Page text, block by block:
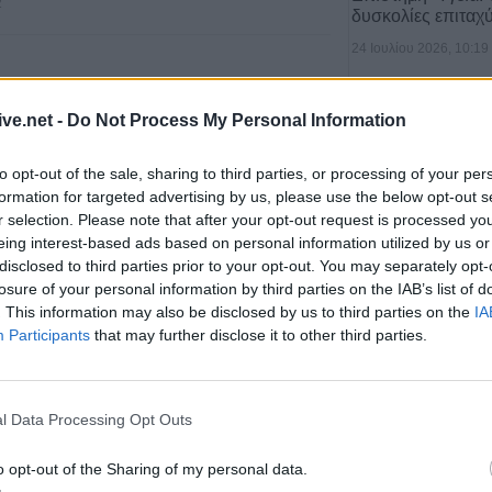
- Do Not Process My Personal Information
opt-out of the sale, sharing to third parties, or processing of your
for targeted advertising by us, please use the below opt-out
selection. Please note that after your opt-out request is processed
interest-based ads based on personal information utilized by us
to third parties prior to your opt-out. You may separately
of your personal information by third parties on the IAB’s list of
This information may also be disclosed by us to third parties on the
Participants that may further disclose it to other third parties.
Data Processing Opt Outs
opt-out of the Sharing of my personal data.
Σταδίου με το Αθλητικό
θα καταθέσει Τεχνικό Δελτίο Πράξης για το έργο
και Περιβαλλοντική Αποκατάσταση Δημοσίου
Στάδιο Καρδίτσας» για ένταξη στο ΕΣΠΑ
πλαίσιο της πρόσκλησης 44 που εμφανίζει σημερινό
ημερομηνία 2 Φεβρουαρίου 2012.
2012
δυσκολίες
24 Ιουλίου 2026, 10:19
Υγεία: Ο θόρυβος
τον κίνδυνο